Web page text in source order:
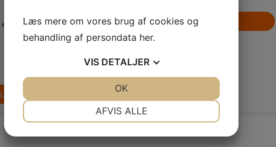
afkalkningstabletter, 1 BRITA
Intenza vandfilter, 1
LÆG I KURV
LÆG I KURV
Læs mere om vores brug af cookies og
behandling af persondata her.
VIS DETALJER
AFVIS ALLE
OK